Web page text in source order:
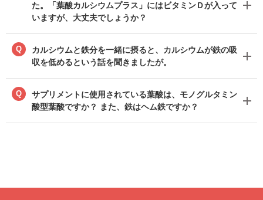
た。「葉酸カルシウムプラス」にはビタミンＤが入って
いますが、大丈夫でしょうか？
Q
カルシウムと鉄分を一緒に摂ると、カルシウムが鉄の吸
収を低めるという話を聞きましたが。
Q
サプリメントに使用されている葉酸は、モノグルタミン
酸型葉酸ですか？ また、鉄はヘム鉄ですか？